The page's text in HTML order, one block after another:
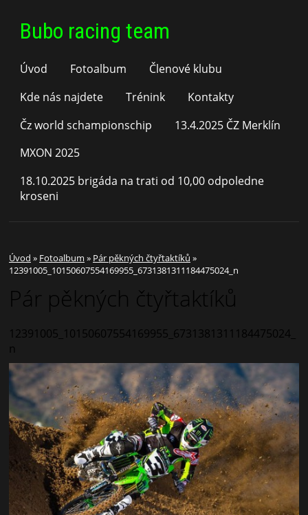
Bubo racing team
Úvod Fotoalbum
Členové klubu
Kde nás najdete
Trénink
Kontakty
Čz world schampionschip
13.4.2025 ČZ Merklín
MXON 2025
18.10.2025 brigáda na trati od 10,00 odpoledne
kroseni
Úvod » Fotoalbum » Pár pěkných čtyřtaktíků »
12391005_10150607554169955_6731381311184475024_n
Pár pěkných čtyřtaktíků
12391005_10150607554169955_6731381311184475024_
n